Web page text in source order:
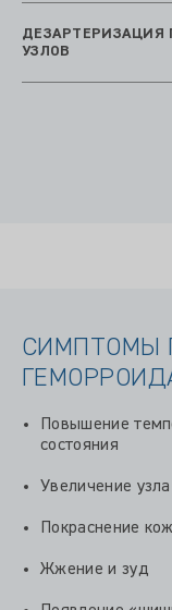
ДЕЗАРТЕРИЗАЦИЯ
УЗЛОВ
СИМПТОМЫ
Повышение
состояния
Увеличение
Покраснение
Жжение и зуд